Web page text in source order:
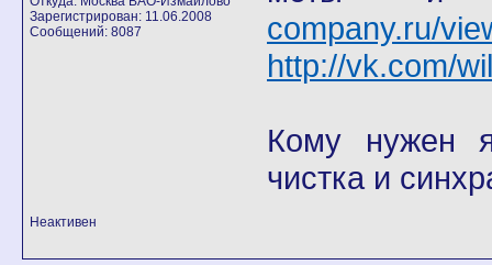
Зарегистрирован: 11.06.2008
Сообщений: 8087
company.ru/
http://vk.com/
Кому нужен
чистка и
Неактивен